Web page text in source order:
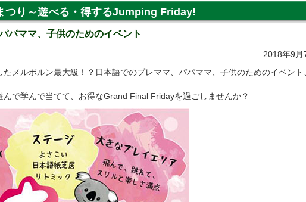
つり～遊べる・得するJumping Friday!
パママ、子供のためのイベント
2018年9月
メルボルン最大級！？日本語でのプレママ、パパママ、子供のためのイベント
で学んで当てて、お得なGrand Final Fridayを過ごしませんか？